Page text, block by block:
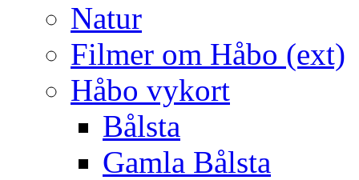
Natur
Filmer om Håbo (ext)
Håbo vykort
Bålsta
Gamla Bålsta